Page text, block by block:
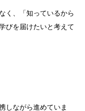
く、「知っているから
びを届けたいと考えて
しながら進めていま